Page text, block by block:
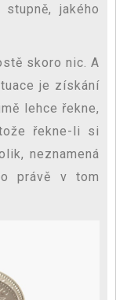
jakého
skoro nic. A
je získání
lehce řekne,
řekne-li si
neznamená
právě v tom